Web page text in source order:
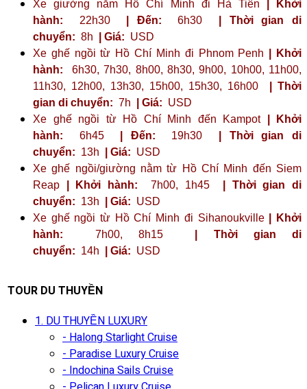
Xe giường nằm Hồ Chí Minh đi Hà Tiên
| Khởi
hành: 22h30 | Đến: 6h30
| Thời gian di
chuyển: 8h | Giá: USD
Xe ghế ngồi từ Hồ Chí Minh đi Phnom Penh
| Khởi
hành: 6h30, 7h30, 8h00, 8h30, 9h00, 10h00, 11h00,
11h30, 12h00, 13h30, 15h00, 15h30, 16h00
| Thời
gian di chuyển: 7h | Giá: USD
Xe ghế ngồi từ Hồ Chí Minh đến Kampot
| Khởi
hành: 6h45 | Đến: 19h30
| Thời gian di
chuyển: 13h | Giá: USD
Xe ghế ngồi/giường nằm từ Hồ Chí Minh đến Siem
Reap
| Khởi hành: 7h00, 1h45
| Thời gian di
chuyển: 13h | Giá: USD
Xe ghế ngồi từ Hồ Chí Minh đi Sihanoukville
| Khởi
hành: 7h00, 8h15
| Thời gian di
chuyển: 14h | Giá: USD
TOUR DU THUYỀN
1. DU THUYỀN LUXURY
- Halong Starlight Cruise
- Paradise Luxury Cruise
- Indochina Sails Cruise